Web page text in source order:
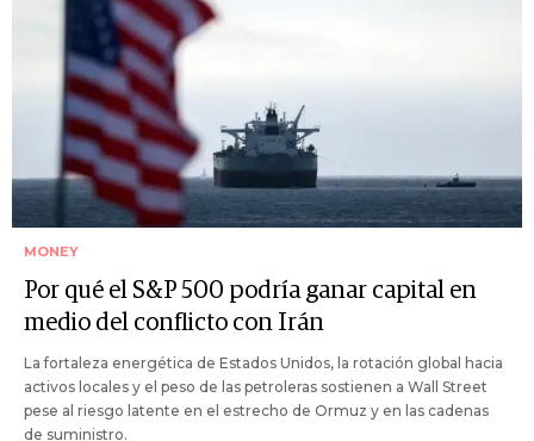
MONEY
Por qué el S&P 500 podría ganar capital en
medio del conflicto con Irán
La fortaleza energética de Estados Unidos, la rotación global hacia
activos locales y el peso de las petroleras sostienen a Wall Street
pese al riesgo latente en el estrecho de Ormuz y en las cadenas
de suministro.